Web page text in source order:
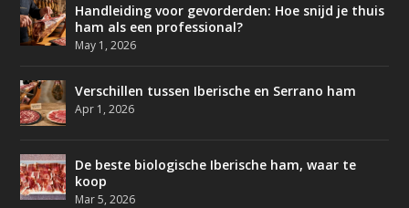
Handleiding voor gevorderden: Hoe snijd je thuis
ham als een professional?
May 1, 2026
Verschillen tussen Iberische en Serrano ham
Apr 1, 2026
De beste biologische Iberische ham, waar te
koop
Mar 5, 2026